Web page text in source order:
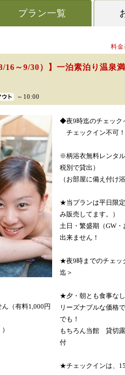
プラン一覧
料金
16～9/30）】一泊素泊り温泉
～10:00
（有料1,000円
◆夜9時迄のチェック
チェックイン不可
※柄浴衣無料レンタ
税別で貸出）
（お部屋に備え付け
★当プランは平日限
み販売してます。）
土日・繁盛期（GW
出来ません！
★夜9時までのチェッ
迄＞
★夕・朝とも食事な
リーズナブルな価格
でも！
もちろん当館 貸切
付
★チェックインは、